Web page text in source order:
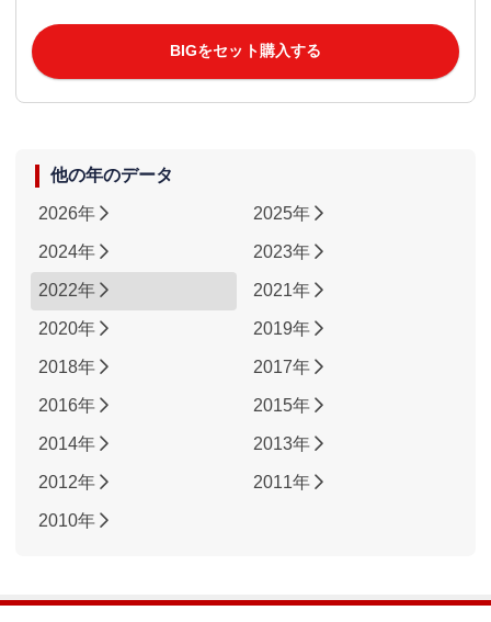
BIGをセット購入する
他の年のデータ
2026年 2025年
2024年 2023年
2022年 2021年
2020年 2019年
2018年 2017年
2016年 2015年
2014年 2013年
2012年 2011年
2010年